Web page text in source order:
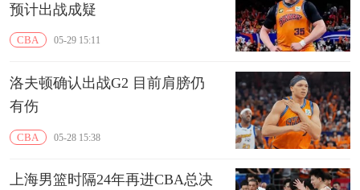
预计出战成疑
CBA 05-29 15:11
洛夫顿确认出战G2 目前肩膀仍
有伤
CBA 05-28 15:38
上海男篮时隔24年再进CBA总决